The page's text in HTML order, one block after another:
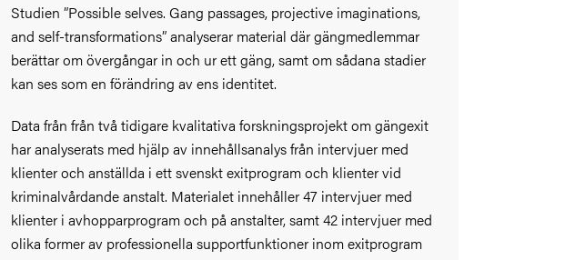
Studien ”Possible selves. Gang passages, projective imaginations,
and self-transformations” analyserar material där gängmedlemmar
berättar om övergångar in och ur ett gäng, samt om sådana stadier
kan ses som en förändring av ens identitet.
Data från från två tidigare kvalitativa forskningsprojekt om gängexit
har analyserats med hjälp av innehållsanalys från intervjuer med
klienter och anställda i ett svenskt exitprogram och klienter vid
kriminalvårdande anstalt. Materialet innehåller 47 intervjuer med
klienter i avhopparprogram och på anstalter, samt 42 intervjuer med
olika former av professionella supportfunktioner inom exitprogram